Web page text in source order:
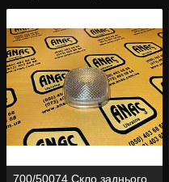
700/50074 Скло заднього